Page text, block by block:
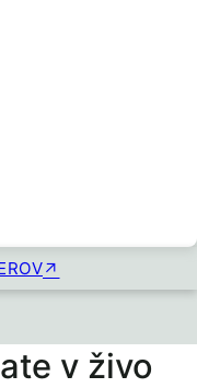
v živo